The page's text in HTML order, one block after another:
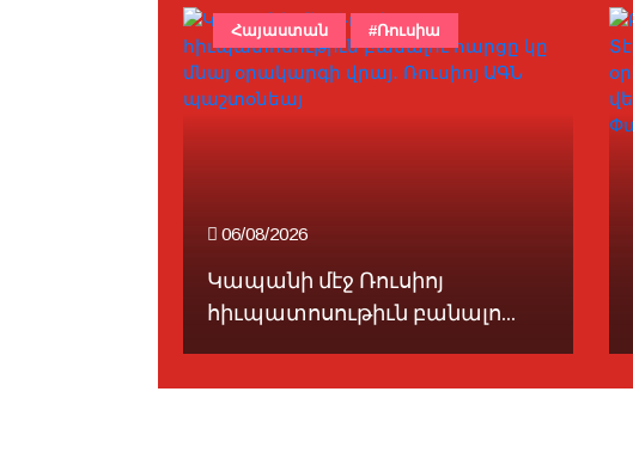
06/08/2026
Կապանի մէջ Ռուսիոյ
հիւպատոսութիւն բանալո...
Հայաստան #Ռուսիա